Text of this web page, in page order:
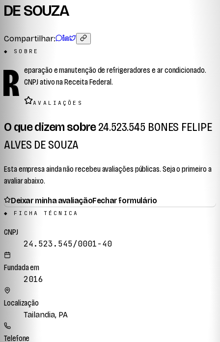
DE SOUZA
Compartilhar:
◆ SOBRE
R eparação e manutenção de refrigeradores e ar condicionado.
CNPJ ativo na Receita Federal.
AVALIAÇÕES
O que dizem sobre24.523.545 BONES FELIPE
ALVES DE SOUZA
Esta empresa ainda não recebeu avaliações públicas. Seja o primeiro a
avaliar abaixo.
Deixar minha avaliaçãoFechar formulário
◆ FICHA TÉCNICA
CNPJ
24.523.545/0001-40
Fundada em
2016
Localização
Tailandia, PA
Telefone